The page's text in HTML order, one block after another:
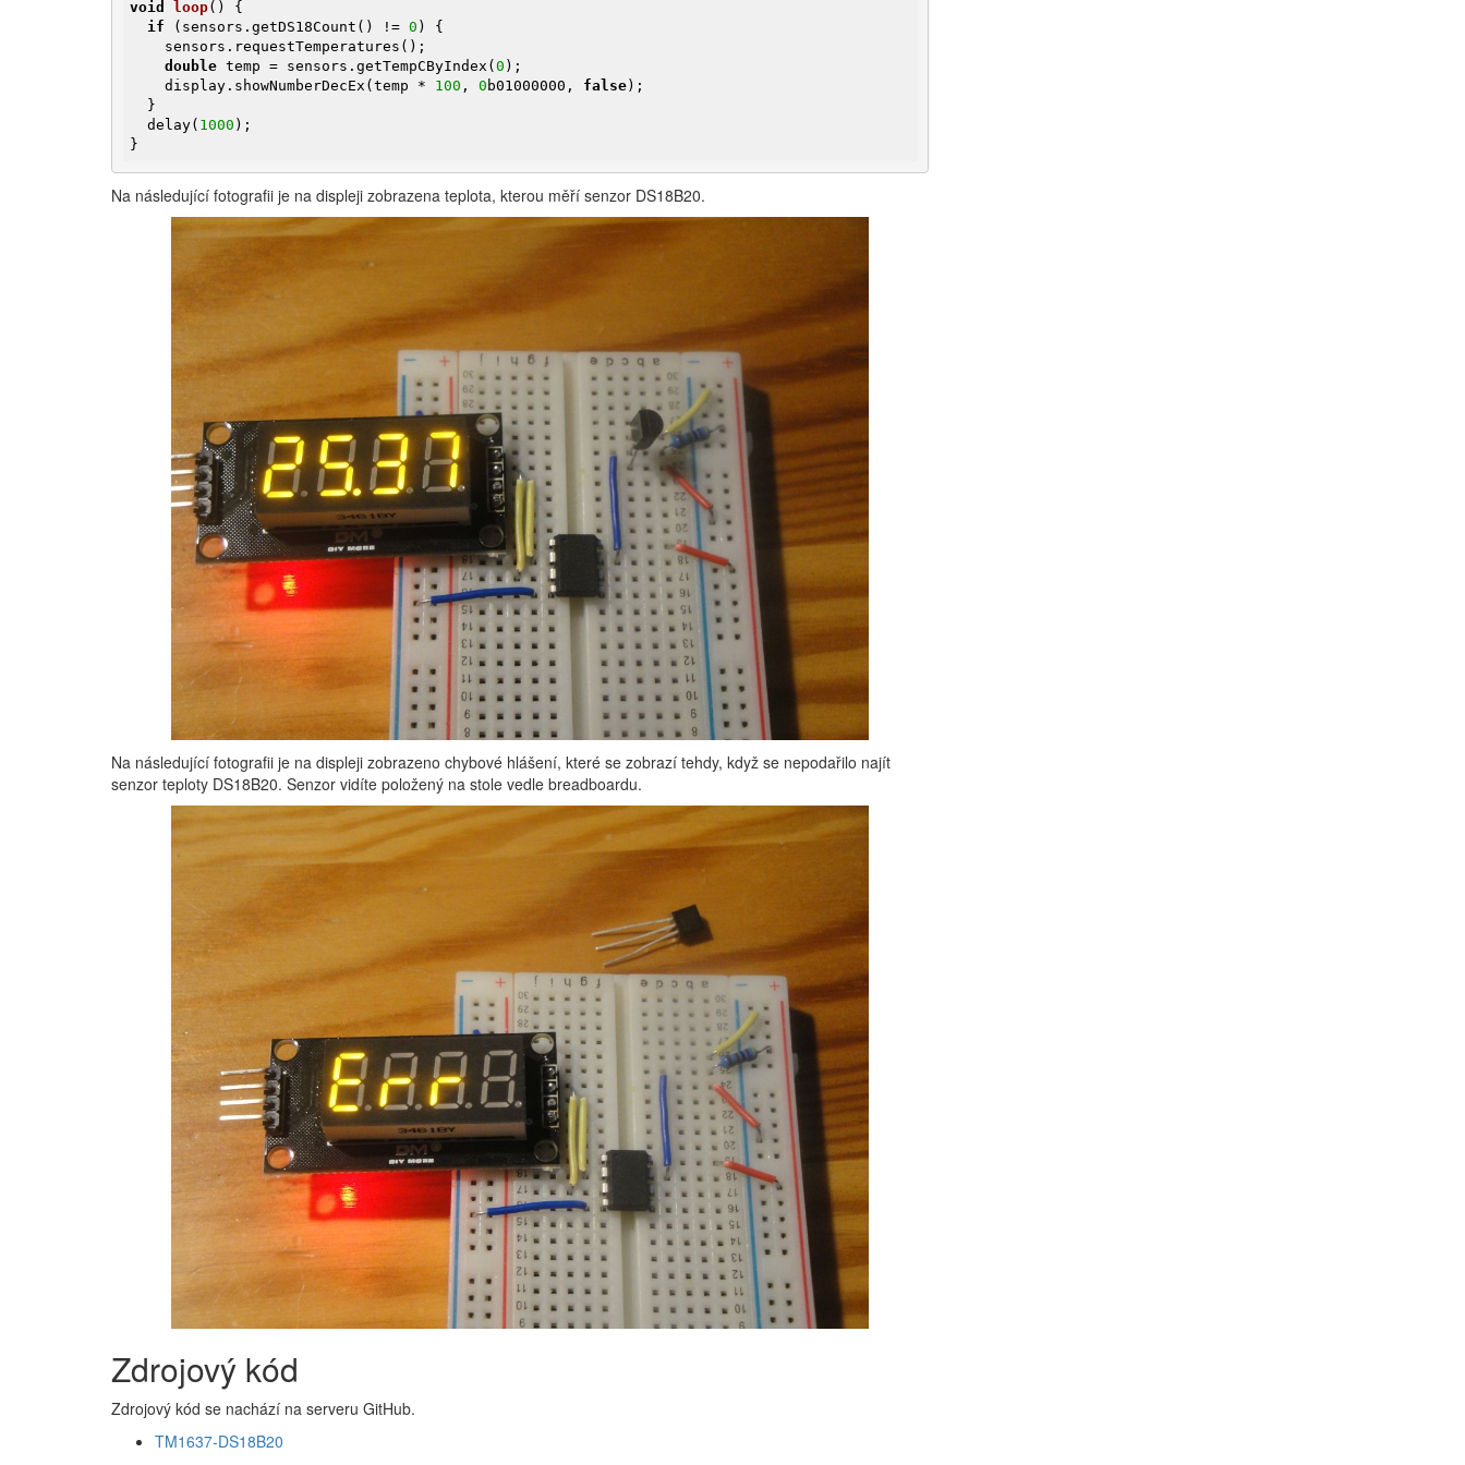
void loop()
{
if (sensors.getDS18Count() != 0 ) {
double temp = sensors.getTempCByIndex( 0 );
    display.showNumberDecEx(temp *
100 , 0 b01000000, false );
  delay(
1000 );
}
Na následující fotografii je na displeji zobrazena teplota, kterou měří senzor DS18B20.
Na následující fotografii je na displeji zobrazeno chybové hlášení, které se zobrazí tehdy, když se nepodařilo najít
senzor teploty DS18B20. Senzor vidíte položený na stole vedle breadboardu.
Zdrojový kód
Zdrojový kód se nachází na serveru GitHub.
TM1637-DS18B20